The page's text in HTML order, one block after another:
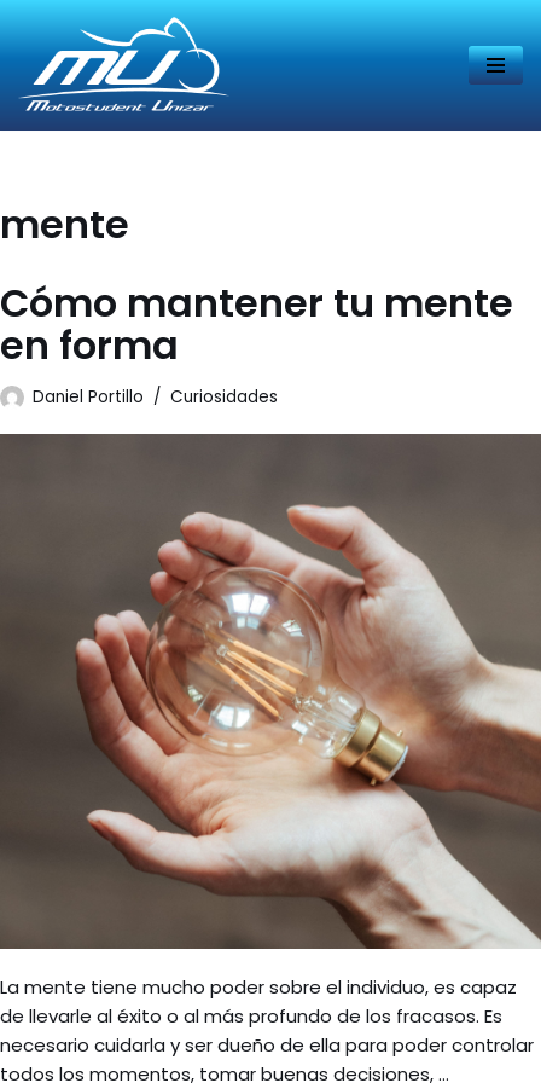
Saltar
al
mente
Cómo mantener tu mente
en forma
Daniel Portillo Curiosidades
La mente tiene mucho poder sobre el individuo, es capaz
de llevarle al éxito o al más profundo de los fracasos. Es
necesario cuidarla y ser dueño de ella para poder controlar
todos los momentos, tomar buenas decisiones, …